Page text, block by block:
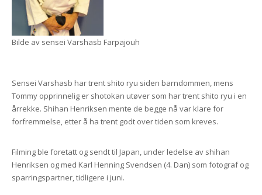
Bilde av sensei Varshasb Farpajouh
Sensei Varshasb har trent shito ryu siden barndommen, mens
Tommy opprinnelig er shotokan utøver som har trent shito ryu i en
årrekke. Shihan Henriksen mente de begge nå var klare for
forfremmelse, etter å ha trent godt over tiden som kreves.
Filming ble foretatt og sendt til Japan, under ledelse av shihan
Henriksen og med Karl Henning Svendsen (4. Dan) som fotograf og
sparringspartner, tidligere i juni.